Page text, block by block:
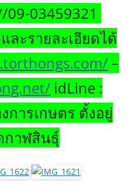
03459321
ละรายละเอียดได้
–
idLine :
การเกษตร ตั้งอยู่
กาฬสินธุ์